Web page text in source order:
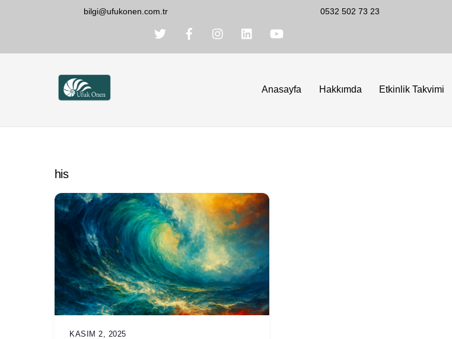
bilgi@ufukonen.com.tr 0532 502 73 23
Anasayfa Hakkımda Etkinlik Takvimi
his
KASIM 2, 2025